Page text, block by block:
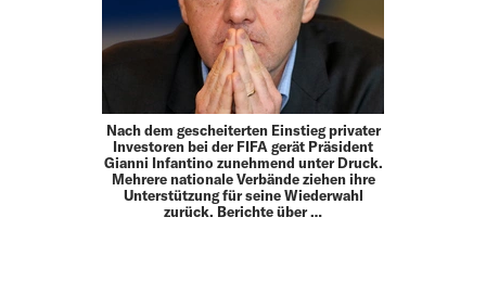
Nach dem gescheiterten Einstieg privater
Investoren bei der FIFA gerät Präsident
Gianni Infantino zunehmend unter Druck.
Mehrere nationale Verbände ziehen ihre
Unterstützung für seine Wiederwahl
zurück. Berichte über …